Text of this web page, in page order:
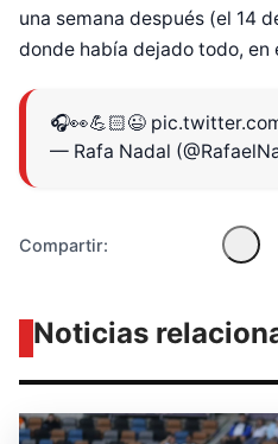
una semana después (el 14
donde había dejado todo, en
🎧👀💪🏻😉
— Rafa Nadal
Compartir:
Noticias